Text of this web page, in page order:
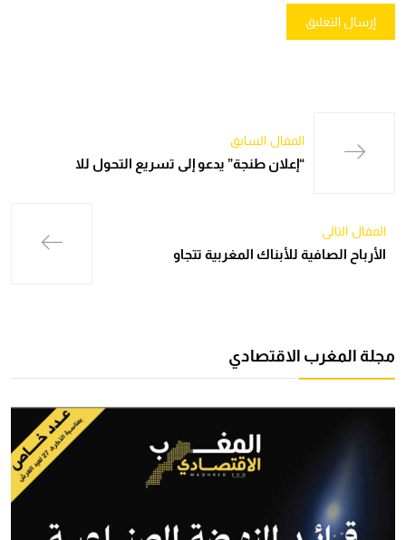
المقال السابق
“إعلان طنجة” يدعو إلى تسريع التحول للا
المقال التالي
الأرباح الصافية للأبناك المغربية تتجاو
مجلة المغرب الاقتصادي